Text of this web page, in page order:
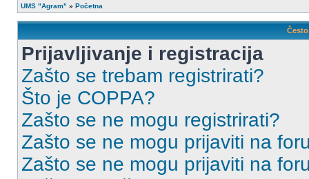
UMS "Agram" » Početna
Prijavljivanje i registracija
Zašto se trebam registrirati?
Što je COPPA?
Zašto se ne mogu registrirati?
Zašto se ne mogu prijaviti na
Zašto se ne mogu prijaviti na